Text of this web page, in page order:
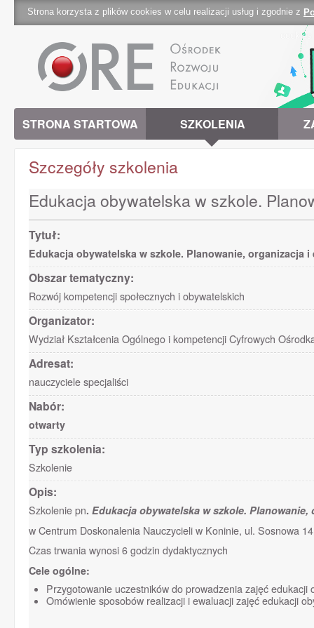
Strona korzysta z plików cookies w celu realizacji usług i zgodnie z
STRONA STARTOWA SZKOLENIA
Szczegóły szkolenia
Edukacja obywatelska w szkole.
Tytuł:
Edukacja obywatelska w szkole. Planowanie, organizacja i
Obszar tematyczny:
Rozwój kompetencji społecznych i obywatelskich
Organizator:
Wydział Kształcenia Ogólnego i kompetencji Cyfrowych
Adresat:
nauczyciele specjaliści
Nabór:
otwarty
Typ szkolenia:
Szkolenie
Opis:
Szkolenie pn. Edukacja obywatelska w szkole.
w Centrum Doskonalenia Nauczycieli w Koninie, ul. Sosnowa
Czas trwania wynosi 6 godzin dydaktycznych
Cele ogólne:
Przygotowanie uczestników do prowadzenia zajęć edukacji
Omówienie sposobów realizacji i ewaluacji zajęć edukacji